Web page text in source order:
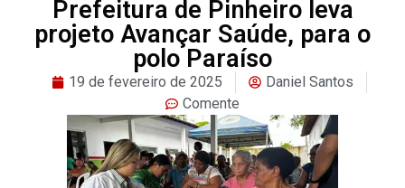
Prefeitura de Pinheiro leva
projeto Avançar Saúde, para o
polo Paraíso
19 de fevereiro de 2025
Daniel Santos
Comente